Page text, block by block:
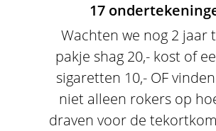
17
Wachten we nog 2 jaar
pakje shag 20,- kost of
sigaretten 10,- OF
niet alleen rokers op
draven voor de